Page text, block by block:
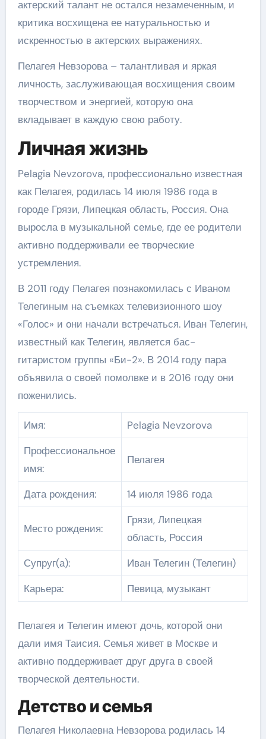
актерский талант не остался незамеченным, и
критика восхищена ее натуральностью и
искренностью в актерских выражениях.
Пелагея Невзорова – талантливая и яркая
личность, заслуживающая восхищения своим
творчеством и энергией, которую она
вкладывает в каждую свою работу.
Личная жизнь
Pelagia Nevzorova, профессионально известная
как Пелагея, родилась 14 июля 1986 года в
городе Грязи, Липецкая область, Россия. Она
выросла в музыкальной семье, где ее родители
активно поддерживали ее творческие
устремления.
В 2011 году Пелагея познакомилась с Иваном
Телегиным на съемках телевизионного шоу
«Голос» и они начали встречаться. Иван Телегин,
известный как Телегин, является бас-
гитаристом группы «Би-2». В 2014 году пара
объявила о своей помолвке и в 2016 году они
поженились.
Имя:
Pelagia Nevzorova
Профессиональное
имя:
Пелагея
Дата рождения: 14 июля 1986 года
Место рождения:
Грязи, Липецкая
область, Россия
Супруг(а):
Иван Телегин (Телегин)
Карьера:
Певица, музыкант
Пелагея и Телегин имеют дочь, которой они
дали имя Таисия. Семья живет в Москве и
активно поддерживает друг друга в своей
творческой деятельности.
Детство и семья
Пелагея Николаевна Невзорова родилась 14